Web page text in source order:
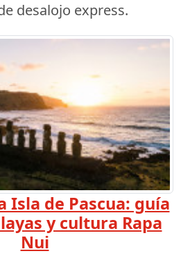
desalojo express.
Isla de Pascua: guía
y cultura Rapa
Nui